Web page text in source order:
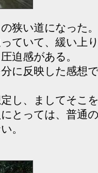
狭い道になった
ていて、緩い上
迫感がある。
に反映した感想
し、ましてそこ
とっては、普通
。